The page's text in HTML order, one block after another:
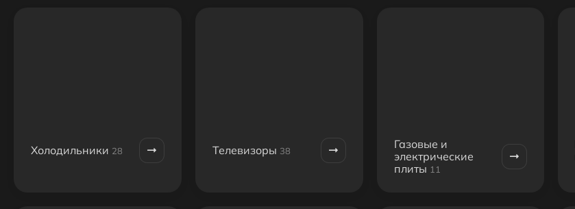
Холодильники 28 Телевизоры 38
Газовые и
электрические
плиты 11